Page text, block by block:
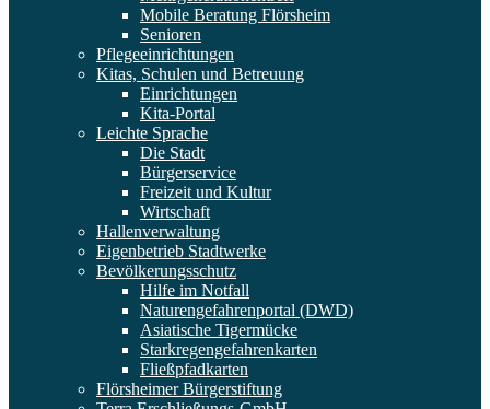
Mobile Beratung Flörsheim
Senioren
Pflegeeinrichtungen
Kitas, Schulen und Betreuung
Einrichtungen
Kita-Portal
Leichte Sprache
Die Stadt
Bürgerservice
Freizeit und Kultur
Wirtschaft
Hallenverwaltung
Eigenbetrieb Stadtwerke
Bevölkerungsschutz
Hilfe im Notfall
Naturengefahrenportal (DWD)
Asiatische Tigermücke
Starkregengefahrenkarten
Fließpfadkarten
Flörsheimer Bürgerstiftung